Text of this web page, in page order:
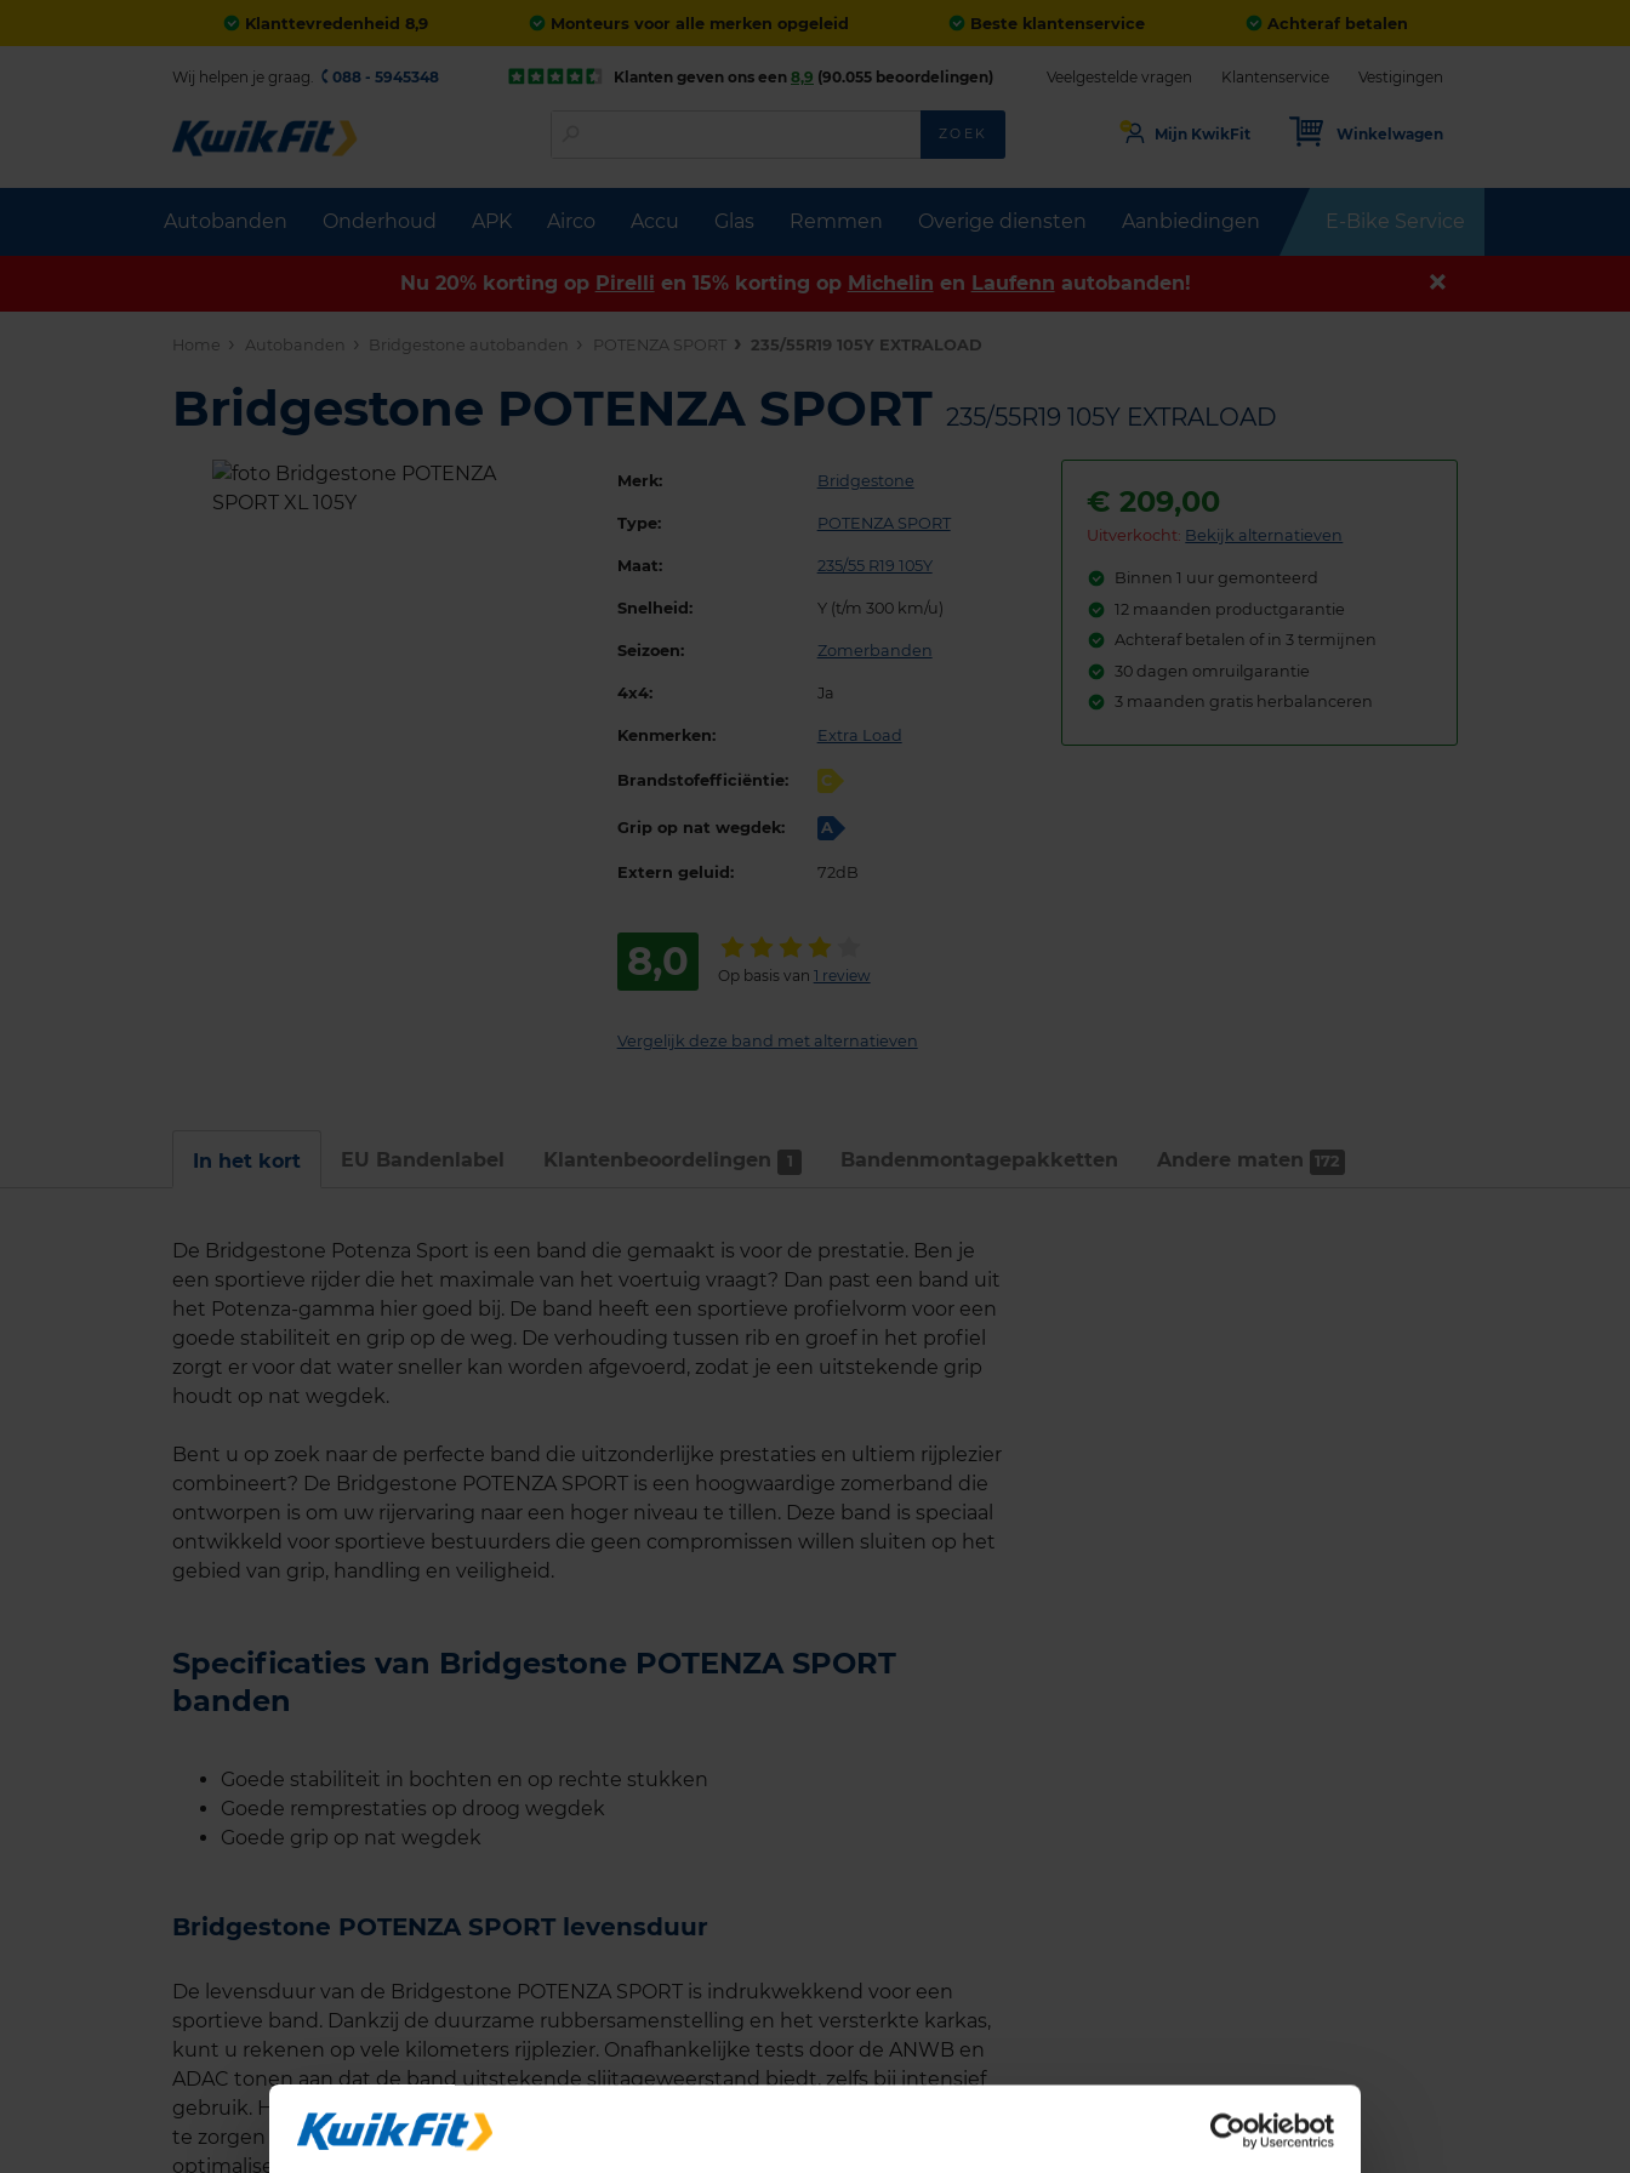
Klanttevredenheid 8,9 Monteurs voor alle merken opgeleid Beste klantenservice Achteraf betalen
Autobanden Onderhoud APK Airco Accu Glas Remmen Overige diensten Aanbiedingen E-Bike Service
Wij helpen je graag. 088 - 5945348 Klanten geven ons een 8,9 (90.055 beoordelingen) Veelgestelde vragen Klantenservice Vestigingen
ZOEK Mijn KwikFit Winkelwagen
Nu 20% korting op Pirelli en 15% korting op Michelin en Laufenn autobanden!
Home Autobanden Bridgestone autobanden POTENZA SPORT 235/55R19 105Y EXTRALOAD
Bridgestone POTENZA SPORT 235/55R19 105Y EXTRALOAD
Merk: Bridgestone
Type: POTENZA SPORT
Maat: 235/55 R19 105Y
Snelheid: Y (t/m 300 km/u)
Seizoen: Zomerbanden
4x4: Ja
Kenmerken: Extra Load
Brandstofefficiëntie: C
Grip op nat wegdek: A
Extern geluid: 72dB
8,0 Op basis van 1 review
Vergelijk deze band met alternatieven
€209,00
Uitverkocht: Bekijk alternatieven
Binnen 1 uur gemonteerd
12 maanden productgarantie
Achteraf betalen of in 3 termijnen
30 dagen omruilgarantie
3 maanden gratis herbalanceren
In het kort EU Bandenlabel Klantenbeoordelingen 1 Bandenmontage­pakketten Andere maten 172
De Bridgestone Potenza Sport is een band die gemaakt is voor de prestatie. Ben je
een sportieve rijder die het maximale van het voertuig vraagt? Dan past een band uit
het Potenza-gamma hier goed bij. De band heeft een sportieve profielvorm voor een
goede stabiliteit en grip op de weg. De verhouding tussen rib en groef in het profiel
zorgt er voor dat water sneller kan worden afgevoerd, zodat je een uitstekende grip
houdt op nat wegdek.
Bent u op zoek naar de perfecte band die uitzonderlijke prestaties en ultiem rijplezier
combineert? De Bridgestone POTENZA SPORT is een hoogwaardige zomerband die
ontworpen is om uw rijervaring naar een hoger niveau te tillen. Deze band is speciaal
ontwikkeld voor sportieve bestuurders die geen compromissen willen sluiten op het
gebied van grip, handling en veiligheid.
Specificaties van Bridgestone POTENZA SPORT
banden
Goede stabiliteit in bochten en op rechte stukken
Goede remprestaties op droog wegdek
Goede grip op nat wegdek
Bridgestone POTENZA SPORT levensduur
De levensduur van de Bridgestone POTENZA SPORT is indrukwekkend voor een
sportieve band. Dankzij de duurzame rubbersamenstelling en het versterkte karkas,
kunt u rekenen op vele kilometers rijplezier. Onafhankelijke tests door de ANWB en
ADAC tonen aan dat de band uitstekende slijtageweerstand biedt, zelfs bij intensief
gebruik. Het is echter belangrijk om regelmatig de bandenspanning te controleren en
te zorgen voor een correcte uitlijning van de wielen om de levensduur te
optimaliseren.